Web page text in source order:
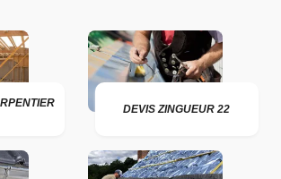
DEVIS ZINGUEUR 22